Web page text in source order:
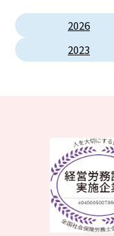
2026
2023